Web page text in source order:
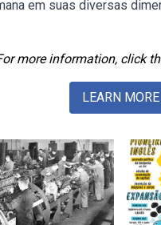
em suas diversas
more information, click
LEARN MORE